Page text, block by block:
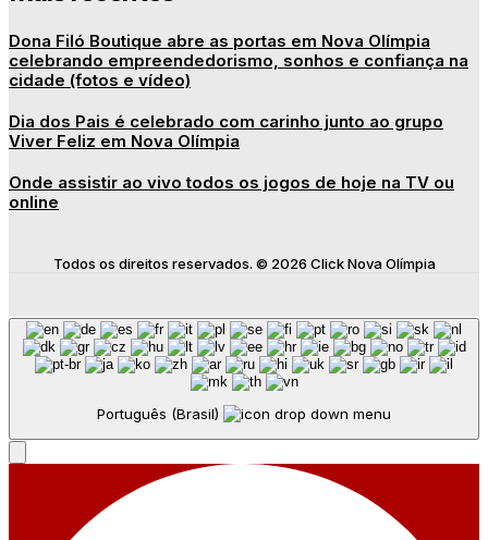
Dona Filó Boutique abre as portas em Nova Olímpia
celebrando empreendedorismo, sonhos e confiança na
cidade (fotos e vídeo)
Dia dos Pais é celebrado com carinho junto ao grupo
Viver Feliz em Nova Olímpia
Onde assistir ao vivo todos os jogos de hoje na TV ou
online
Todos os direitos reservados. © 2026 Click Nova Olímpia
Português (Brasil)